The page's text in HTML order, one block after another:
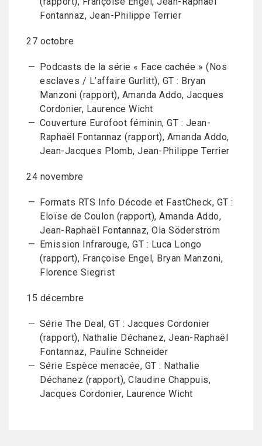
Fontannaz, Jean-Philippe Terrier
27 octobre
Podcasts de la série « Face cachée » (Nos
esclaves / L’affaire Gurlitt), GT : Bryan
Manzoni (rapport), Amanda Addo, Jacques
Cordonier, Laurence Wicht
Couverture Eurofoot féminin, GT : Jean-
Raphaël Fontannaz (rapport), Amanda Addo,
Jean-Jacques Plomb, Jean-Philippe Terrier
24 novembre
Formats RTS Info Décode et FastCheck, GT :
Eloïse de Coulon (rapport), Amanda Addo,
Jean-Raphaël Fontannaz, Ola Söderström
Emission Infrarouge, GT : Luca Longo
(rapport), Françoise Engel, Bryan Manzoni,
Florence Siegrist
15 décembre
Série The Deal, GT : Jacques Cordonier
(rapport), Nathalie Déchanez, Jean-Raphaël
Fontannaz, Pauline Schneider
Série Espèce menacée, GT : Nathalie
Déchanez (rapport), Claudine Chappuis,
Jacques Cordonier, Laurence Wicht